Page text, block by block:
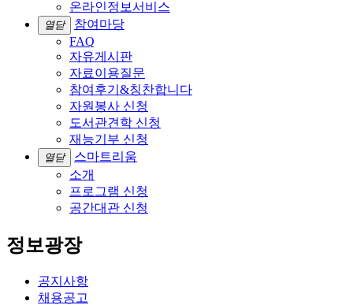
온라인정보서비스
열닫
참여마당
FAQ
자유게시판
자료이용질문
참여후기&칭찬합니다
자원봉사 신청
도서관견학 신청
재능기부 신청
열닫
스마트리움
소개
프로그램 신청
공간대관 신청
정보광장
공지사항
채용공고